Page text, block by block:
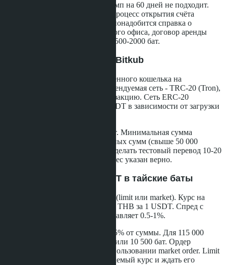
Туристический безвизовый штамп на 60 дней не подходит.
Большинство банков откажут. Процесс открытия счёта
занимает 2-4 рабочих дня. Вам понадобится справка о
резидентстве из иммиграционного офиса, договор аренды
жилья и минимальный депозит 500-2000 бат.
Шаг 4: Депозит USDT на Bitkub
Вы отправляете USDT с собственного кошелька на
депозитный адрес Bitkub. Рекомендуемая сеть - TRC-20 (Tron),
комиссия около 1 USDT за транзакцию. Сеть ERC-20
(Ethereum) дороже - до 15-25 USDT в зависимости от загрузки
Зачисление занимает 5-30 минут. Минимальная сумма
депозита - 100 USDT. Для крупных сумм (свыше 50 000
USDT) рекомендуется сначала сделать тестовый перевод 10-20
USDT, чтобы убедиться, что адрес указан верно.
Шаг 5: Конвертация USDT в тайские баты
Через торговый ордер на бирже (limit или market). Курс на
апрель 2026 года - около 36.5-37 THB за 1 USDT. Спред с
международными биржами составляет 0.5-1%.
Комиссия Bitkub на сделку - 0.25% от суммы. Для 115 000
USDT это примерно 287 USDT или 10 500 бат. Ордер
исполняется мгновенно при использовании market order. Limit
order позволяет установить желаемый курс и ждать его